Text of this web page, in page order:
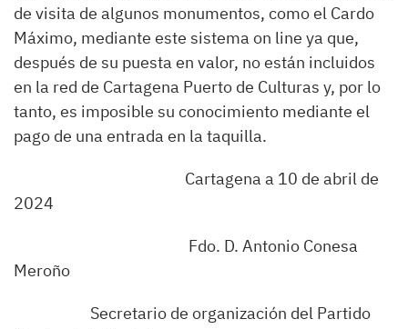
de visita de algunos monumentos, como el Cardo
Máximo, mediante este sistema on line ya que,
después de su puesta en valor, no están incluidos
en la red de Cartagena Puerto de Culturas y, por lo
tanto, es imposible su conocimiento mediante el
pago de una entrada en la taquilla.
Cartagena a 10 de abril de
2024
Fdo. D. Antonio Conesa
Meroño
Secretario de organización del Partido